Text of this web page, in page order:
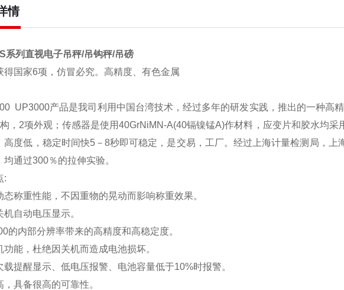
情
系列直视电子吊秤/吊钩秤/吊磅
得国家6项，仿冒必究。高精度、有色金属
UP3000产品是我司利用中国台湾技术，经过多年的研发实践，推出的一种高
，2项外观；传感器是使用40GrNiMN-A(40镉镍锰A)作材料，应变片和胶水均采
高度低，稳定时间快5－8秒即可稳定，是交易，工厂。经过上海计量检测局，上
均通过300％的拉伸实验。
:
态称重性能，不因重物的晃动而影响称重效果。
机自动电压显示。
的内部分辨率带来的高精度和高稳定度。
功能，杜绝因关机而造成电池损坏。
载提醒显示、低电压报警、电池容量低于10%时报警。
，具备很高的可靠性。